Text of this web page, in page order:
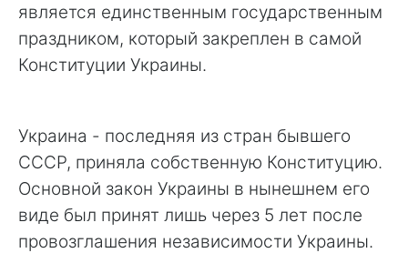
является единственным государственным
праздником, который закреплен в самой
Конституции Украины.
Украина - последняя из стран бывшего
СССР, приняла собственную Конституцию.
Основной закон Украины в нынешнем его
виде был принят лишь через 5 лет после
провозглашения независимости Украины.